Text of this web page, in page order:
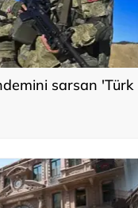
sarsan 'Türk